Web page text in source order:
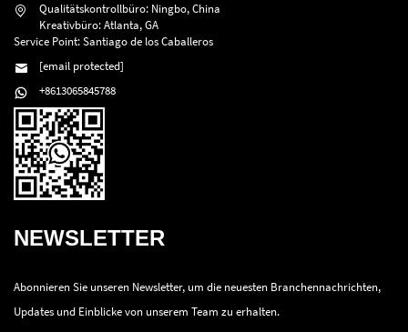
Qualitätskontrollbüro: Ningbo, China
Kreativbüro: Atlanta, GA
Service Point: Santiago de los Caballeros
[email protected]
+8613065845788
NEWSLETTER
Abonnieren Sie unseren Newsletter, um die neuesten Branchennachrichten,
Updates und Einblicke von unserem Team zu erhalten.